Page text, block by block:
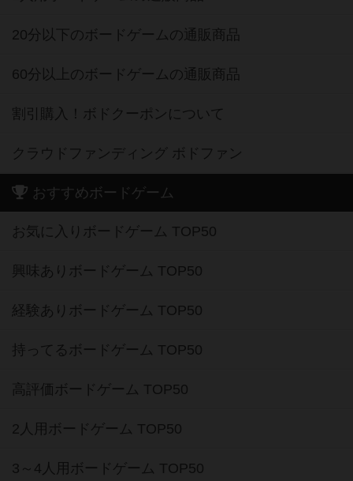
20分以下のボードゲームの通販商品
60分以上のボードゲームの通販商品
割引購入！ボドクーポンについて
クラウドファンディング ボドファン
おすすめボードゲーム
お気に入りボードゲーム TOP50
興味ありボードゲーム TOP50
経験ありボードゲーム TOP50
持ってるボードゲーム TOP50
高評価ボードゲーム TOP50
2人用ボードゲーム TOP50
3～4人用ボードゲーム TOP50